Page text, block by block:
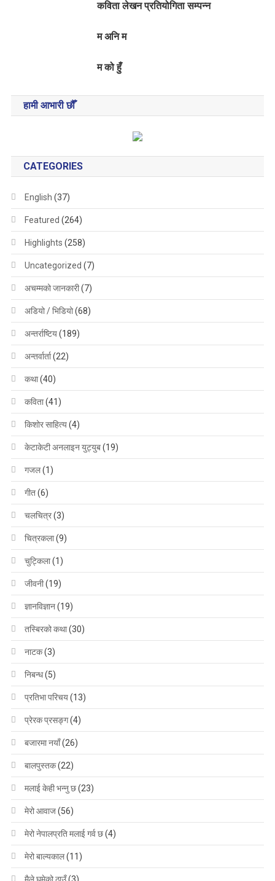
कविता लेखन प्रतियोगिता सम्पन्न
म अनि म
म को हुँ
हामी आभारी छौँ
CATEGORIES
English (37)
Featured (264)
Highlights (258)
Uncategorized (7)
अचम्मको जानकारी(7)
अडियो / भिडियो(68)
अन्तर्राष्टिय(189)
अन्तर्वार्ता(22)
कथा(40)
कविता(41)
किशोर साहित्य(4)
केटाकेटी अनलाइन युट्युब(19)
गजल(1)
गीत(6)
चलचित्र(3)
चित्रकला(9)
चुट्किला(1)
जीवनी(19)
ज्ञानविज्ञान(19)
तस्बिरको कथा(30)
नाटक(3)
निबन्ध(5)
प्रतिभा परिचय(13)
प्रेरक प्रसङ्ग(4)
बजारमा नयाँ(26)
बालपुस्तक(22)
मलाई केही भन्नु छ(23)
मेरो आवाज(56)
मेरो नेपालप्रति मलाई गर्व छ(4)
मेरो बाल्यकाल(11)
मैले घुमेको ठाउँ(3)